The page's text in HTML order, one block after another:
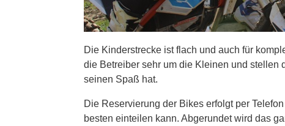
Die Kinderstrecke ist flach und auch für
die Betreiber sehr um die Kleinen und stellen
seinen Spaß hat.
Die Reservierung der Bikes erfolgt per
besten einteilen kann. Abgerundet wird das